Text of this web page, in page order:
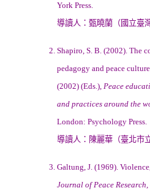
York Press.
導讀人：甄曉蘭（國立臺
2. Shapiro, S. B. (2002). The
pedagogy and peace
(2002) (Eds.),Peace
and practices around the
London: Psychology Press.
導讀人：陳麗華（臺北市
3. Galtung, J. (1969).
Journal of Peace Research,